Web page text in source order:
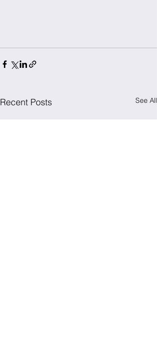
Recent Posts See All